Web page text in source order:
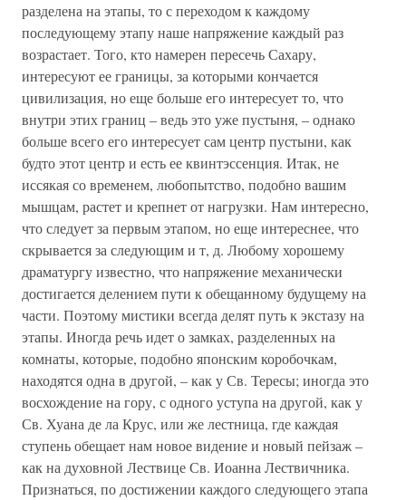
разделена на этапы, то с переходом к каждому
последующему этапу наше напряжение каждый раз
возрастает. Того, кто намерен пересечь Сахару,
интересуют ее границы, за которыми кончается
цивилизация, но еще больше его интересует то, что
внутри этих границ – ведь это уже пустыня, – однако
больше всего его интересует сам центр пустыни, как
будто этот центр и есть ее квинтэссенция. Итак, не
иссякая со временем, любопытство, подобно вашим
мышцам, растет и крепнет от нагрузки. Нам интересно,
что следует за первым этапом, но еще интереснее, что
скрывается за следующим и т, д. Любому хорошему
драматургу известно, что напряжение механически
достигается делением пути к обещанному будущему на
части. Поэтому мистики всегда делят путь к экстазу на
этапы. Иногда речь идет о замках, разделенных на
комнаты, которые, подобно японским коробочкам,
находятся одна в другой, – как у Св. Тересы; иногда это
восхождение на гору, с одного уступа на другой, как у
Св. Хуана де ла Крус, или же лестница, где каждая
ступень обещает нам новое видение и новый пейзаж –
как на духовной Лествице Св. Иоанна Лествичника.
Признаться, по достижении каждого следующего этапа